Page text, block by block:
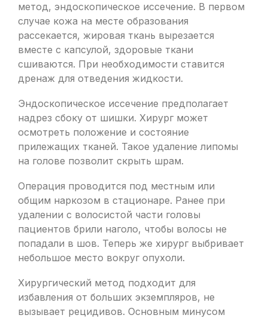
метод, эндоскопическое иссечение. В первом
случае кожа на месте образования
рассекается, жировая ткань вырезается
вместе с капсулой, здоровые ткани
сшиваются. При необходимости ставится
дренаж для отведения жидкости.
Эндоскопическое иссечение предполагает
надрез сбоку от шишки. Хирург может
осмотреть положение и состояние
прилежащих тканей. Такое удаление липомы
на голове позволит скрыть шрам.
Операция проводится под местным или
общим наркозом в стационаре. Ранее при
удалении с волосистой части головы
пациентов брили наголо, чтобы волосы не
попадали в шов. Теперь же хирург выбривает
небольшое место вокруг опухоли.
Хирургический метод подходит для
избавления от больших экземпляров, не
вызывает рецидивов. Основным минусом